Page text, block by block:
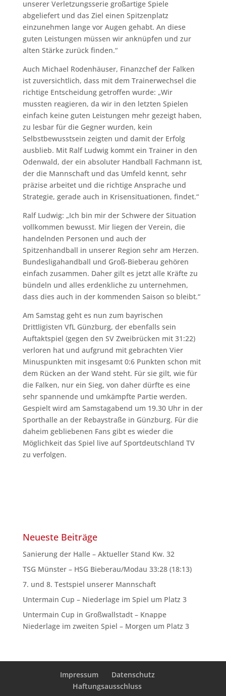
unserer Verletzungsserie großartige Spiele
abgeliefert und das Ziel einen Spitzenplatz
einzunehmen lange vor Augen gehabt. An diese
guten Leistungen müssen wir anknüpfen und zur
alten Stärke zurück finden.“
Auch Michael Rodenhäuser, Finanzchef der Falken
ist zuversichtlich, dass mit dem Trainerwechsel die
richtige Entscheidung getroffen wurde: „Wir
mussten reagieren, da wir in den letzten Spielen
einfach keine guten Leistungen mehr gezeigt haben,
zu lesbar für die Gegner wurden, kein
Selbstbewusstsein zeigten und damit der Erfolg
ausblieb. Mit Ralf Ludwig kommt ein Trainer in den
Odenwald, der ein absoluter Handball Fachmann ist,
der die Mannschaft und das Umfeld kennt, sehr
präzise arbeitet und die richtige Ansprache und
Strategie, gerade auch in Krisensituationen, findet.“
Ralf Ludwig: „Ich bin mir der Schwere der Situation
vollkommen bewusst. Mir liegen der Verein, die
handelnden Personen und auch der
Spitzenhandball in unserer Region sehr am Herzen.
Bundesligahandball und Groß-Bieberau gehören
einfach zusammen. Daher gilt es jetzt alle Kräfte zu
bündeln und alles erdenkliche zu unternehmen,
dass dies auch in der kommenden Saison so bleibt.“
Am Samstag geht es nun zum bayrischen
Drittligisten VfL Günzburg, der ebenfalls sein
Auftaktspiel (gegen den SV Zweibrücken mit 31:22)
verloren hat und aufgrund mit gebrachten Vier
Minuspunkten mit insgesamt 0:6 Punkten schon mit
dem Rücken an der Wand steht. Für sie gilt, wie für
die Falken, nur ein Sieg, von daher dürfte es eine
sehr spannende und umkämpfte Partie werden.
Gespielt wird am Samstagabend um 19.30 Uhr in der
Sporthalle an der Rebaystraße in Günzburg. Für die
daheim gebliebenen Fans gibt es wieder die
Möglichkeit das Spiel live auf Sportdeutschland TV
zu verfolgen.
Neueste Beiträge
Sanierung der Halle – Aktueller Stand Kw. 32
TSG Münster – HSG Bieberau/Modau 33:28 (18:13)
7. und 8. Testspiel unserer Mannschaft
Untermain Cup – Niederlage im Spiel um Platz 3
Untermain Cup in Großwallstadt – Knappe
Niederlage im zweiten Spiel – Morgen um Platz 3
Impressum
Datenschutz
Haftungsausschluss